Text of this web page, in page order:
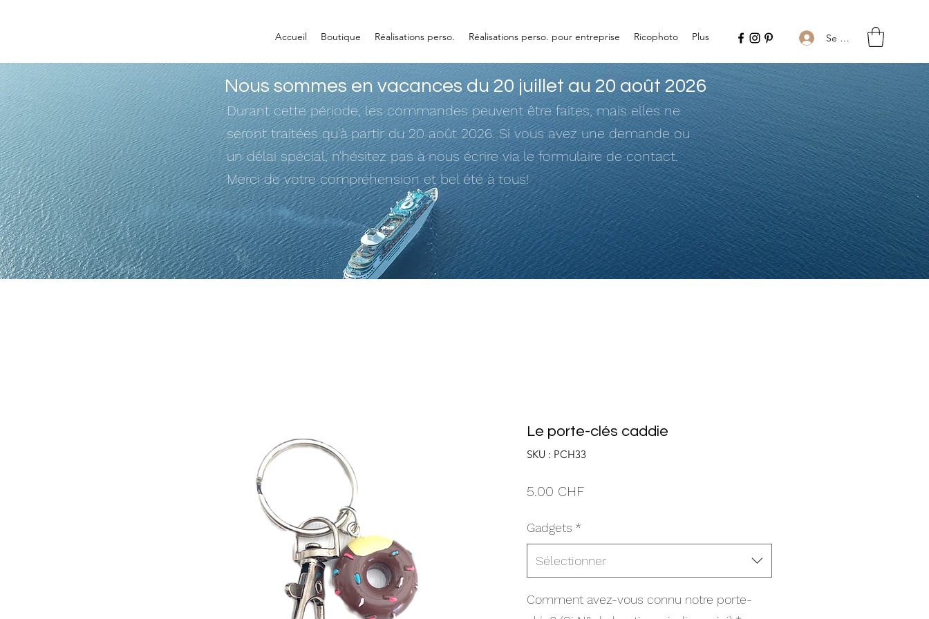
Accueil Boutique Réalisations perso. Réalisations perso. pour entreprise Ricophoto Plus Se connecter
Nous sommes en vacances du 20 juillet au 20 août 2026
Durant cette période, les commandes peuvent être faites, mais elles ne
seront traitées qu'à partir du 20 août 2026. Si vous avez une demande ou
un délai spécial, n'hésitez pas à nous écrire via le formulaire de contact.
Merci de votre compréhension et bel été à tous!
Le porte-clés caddie
SKU : PCH33
5.00 CHFPrix
Gadgets *
Sélectionner
Comment avez-vous connu notre porte-